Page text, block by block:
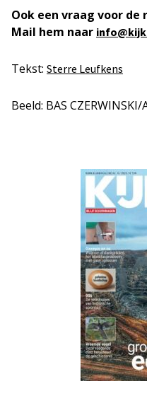
Ook een vraag voor de
Mail hem naar
Tekst: Sterre Leufkens
Beeld: BAS CZERWINSKI/